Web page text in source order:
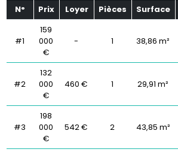
N° Prix Loyer Pièces Surface
#1
159
000
€
- 1 38,86 m²
#2
132
000
€
460 € 1 29,91 m²
#3
198
000
€
542 € 2 43,85 m²